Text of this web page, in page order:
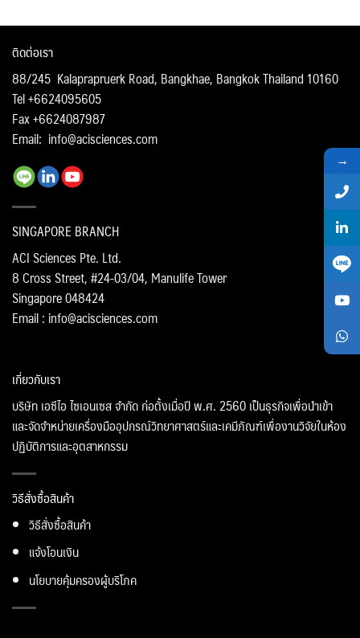
ติดต่อเรา
88/245 Kalaprapruerk Road, Bangkhae, Bangkok Thailand 10160
Tel +6624095605
Fax +6624087987
Email: info@acisciences.com
SINGAPORE BRANCH
ACI Sciences Pte. Ltd.
8 Cross Street, #24-03/04, Manulife Tower
Singapore 048424
Email : info@acisciences.com
เกี่ยวกับเรา
บริษัท เอซีไอ ไซเอนเซส จำกัด ก่อตั้งเมื่อปี พ.ศ. 2560 เป็นธุรกิจเพื่อนำเข้า
และจัดจำหน่ายเครื่องมืออุปกรณ์วิทยาศาสตร์และเคมีภัณฑ์เพื่องานวิจัยในห้อง
ปฏิบัติการและอุตสาหกรรม
วิธีสั่งซื้อสินค้า
วิธีสั่งซื้อสินค้า
แจ้งโอนเงิน
นโยบายคุ้มครองผู้บริโภค
→